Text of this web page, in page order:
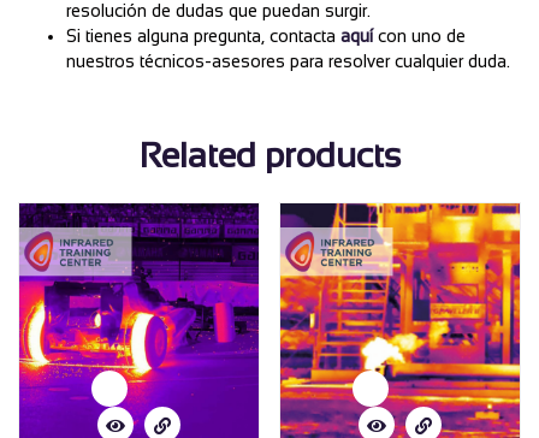
resolución de dudas que puedan surgir.
Si tienes alguna pregunta, contacta aquícon uno de
nuestros técnicos-asesores para resolver cualquier duda.
Related products